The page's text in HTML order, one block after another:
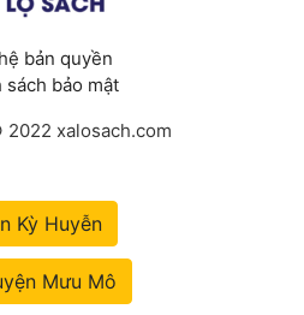
bản quyền
sách bảo mật
xalosach.com
Kỳ Huyễn
Mưu Mô